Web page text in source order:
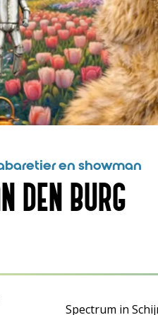
DEN BURG
en showman
Spectrum in